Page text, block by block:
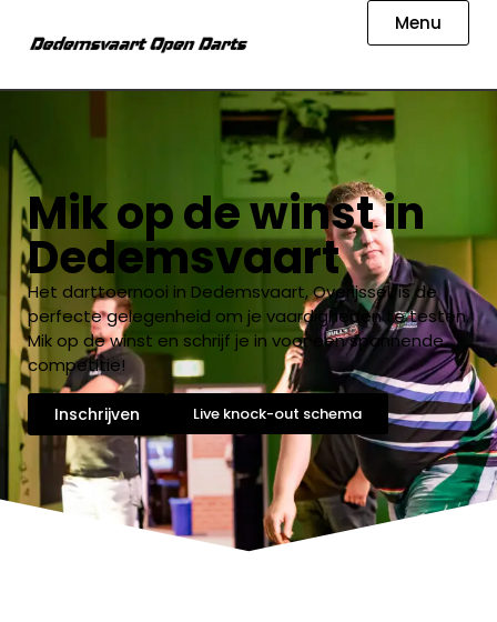
Menu
Mik op de winst in
Dedemsvaart
Het darttoernooi in Dedemsvaart, Overijssel, is de
perfecte gelegenheid om je vaardigheden te testen.
Mik op de winst en schrijf je in voor een spannende
competitie!
Inschrijven Live knock-out schema